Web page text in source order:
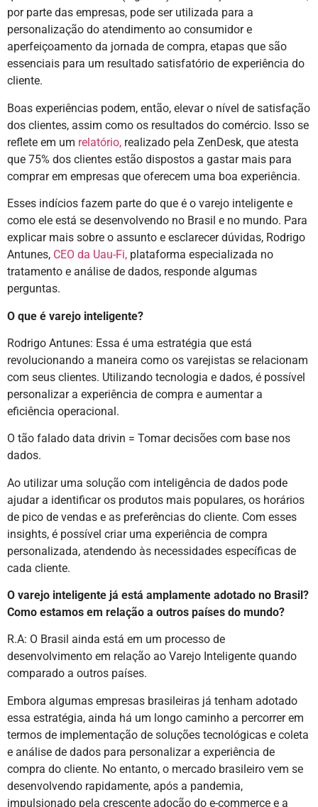
por parte das empresas, pode ser utilizada para a
personalização do atendimento ao consumidor e
aperfeiçoamento da jornada de compra, etapas que são
essenciais para um resultado satisfatório de experiência do
cliente.
Boas experiências podem, então, elevar o nível de satisfação
dos clientes, assim como os resultados do comércio. Isso se
reflete em um relatório, realizado pela ZenDesk, que atesta
que 75% dos clientes estão dispostos a gastar mais para
comprar em empresas que oferecem uma boa experiência.
Esses indícios fazem parte do que é o varejo inteligente e
como ele está se desenvolvendo no Brasil e no mundo. Para
explicar mais sobre o assunto e esclarecer dúvidas, Rodrigo
Antunes, CEO da Uau-Fi, plataforma especializada no
tratamento e análise de dados, responde algumas
perguntas.
O que é varejo inteligente?
Rodrigo Antunes: Essa é uma estratégia que está
revolucionando a maneira como os varejistas se relacionam
com seus clientes. Utilizando tecnologia e dados, é possível
personalizar a experiência de compra e aumentar a
eficiência operacional.
O tão falado data drivin = Tomar decisões com base nos
dados.
Ao utilizar uma solução com inteligência de dados pode
ajudar a identificar os produtos mais populares, os horários
de pico de vendas e as preferências do cliente. Com esses
insights, é possível criar uma experiência de compra
personalizada, atendendo às necessidades específicas de
cada cliente.
O varejo inteligente já está amplamente adotado no Brasil?
Como estamos em relação a outros países do mundo?
R.A: O Brasil ainda está em um processo de
desenvolvimento em relação ao Varejo Inteligente quando
comparado a outros países.
Embora algumas empresas brasileiras já tenham adotado
essa estratégia, ainda há um longo caminho a percorrer em
termos de implementação de soluções tecnológicas e coleta
e análise de dados para personalizar a experiência de
compra do cliente. No entanto, o mercado brasileiro vem se
desenvolvendo rapidamente, após a pandemia,
impulsionado pela crescente adoção do e-commerce e a